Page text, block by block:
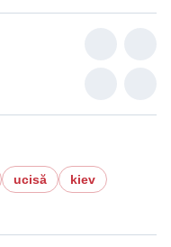
ucisă
kiev